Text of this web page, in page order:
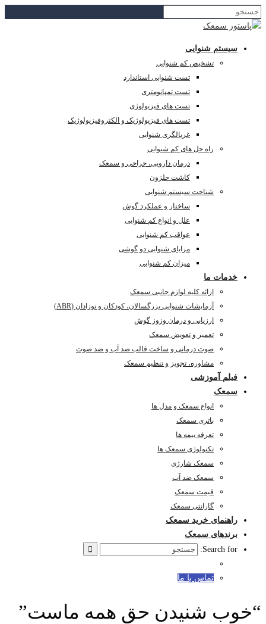
سیستم شنوایی
تشخیص کم شنوایی
تست شنوایی استاندارد
تست تمپانومتری
تست های فیزیولوژی
تست های فیزیولوژیک و الکتروفیزیولوژیک
غربالگری شنوایی
راه حل های کم شنوایی
درمان دارویی، جراحی و سمعک
کاشت حلزون
شناخت سیستم شنوایی
ساختار و عملکرد گوش
علل و انواع کم شنوایی
عواقب کم شنوایی
مزایای شنوایی دو گوشی
میزان کم شنوایی
خدمات ما
ارائه کلیه لوازم جانبی سمعک
آزمایشات شنوایی بزرگسالان، کودکان و نوزادان (ABR)
ارزیابی و درمان وزوز گوش
تعمیر و تعویض سمعک
صوت درمانی و ساخت قالب ضد آب و ضد صوت
مشاوره، تجویز و تنظیم سمعک
فیلم آموزشی
سمعک
انواع سمعک و مدل ها
باتری سمعک
تعرفه بیمه ها
تکنولوژی سمعک ها
سمعک شارژی
سمعک ضد آب
قیمت سمعک
گارانتی سمعک
راهنمای خرید سمعک
برندهای سمعک
Search for:
تماس با ما
“خوب شنیدن حق همه ماست”